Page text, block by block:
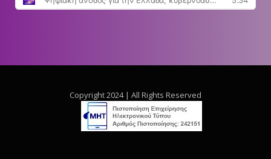
Copyright 2024 | All Rights Reserved